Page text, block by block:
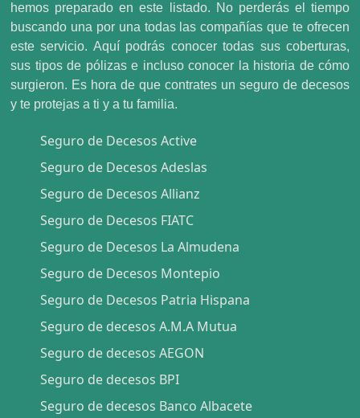
hemos preparado en este listado. No perderás el tiempo
buscando una por una todas las compañías que te ofrecen
este servicio. Aquí podrás conocer todas sus coberturas,
sus tipos de pólizas e incluso conocer la historia de cómo
surgieron. Es hora de que contrates un seguro de decesos
y te protejas a ti y a tu familia.
Seguro de Decesos Active
Seguro de Decesos Adeslas
Seguro de Decesos Allianz
Seguro de Decesos FIATC
Seguro de Decesos La Almudena
Seguro de Decesos Montepio
Seguro de Decesos Patria Hispana
Seguro de decesos A.M.A Mutua
Seguro de decesos AEGON
Seguro de decesos BPI
Seguro de decesos Banco Albacete